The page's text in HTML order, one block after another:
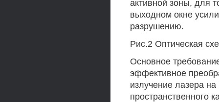
активной зоны, для
выходном окне
разрушению.
Рис.2 Оптическая
Основное
эффективное
излучение лазера
пространственного